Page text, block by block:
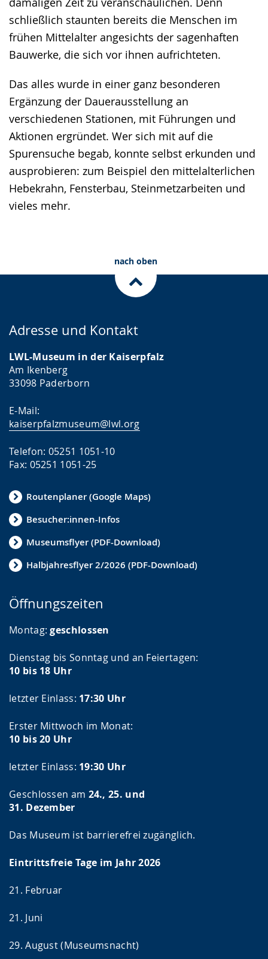
schließlich staunten bereits die Menschen im
frühen Mittelalter angesichts der sagenhaften
Bauwerke, die sich vor ihnen aufrichteten.
Das alles wurde in einer ganz besonderen
Ergänzung der Dauerausstellung an
verschiedenen Stationen, mit Führungen und
Aktionen ergründet. Wer sich mit auf die
Spurensuche begab, konnte selbst erkunden und
ausprobieren: zum Beispiel den mittelalterlichen
Hebekrahn, Fensterbau, Steinmetzarbeiten und
vieles mehr.
nach oben
Adresse und Kontakt
LWL-Museum in der Kaiserpfalz
Am Ikenberg
33098 Paderborn
E-Mail:
kaiserpfalzmuseum@lwl.org
Telefon: 05251 1051-10
Fax: 05251 1051-25
Routenplaner (Google Maps)
Besucher:innen-Infos
Museumsflyer (PDF-Download)
Halbjahresflyer 2/2026 (PDF-Download)
Öffnungszeiten
Montag:geschlossen
Dienstag bis Sonntag und an Feiertagen:
10 bis 18 Uhr
letzter Einlass: 17:30 Uhr
Erster Mittwoch im Monat:
10 bis 20 Uhr
letzter Einlass: 19:30 Uhr
Geschlossen am 24., 25. und
31. Dezember
Das Museum ist barrierefrei zugänglich.
Eintrittsfreie Tage im Jahr 2026
21. Februar
21. Juni
29. August (Museumsnacht)